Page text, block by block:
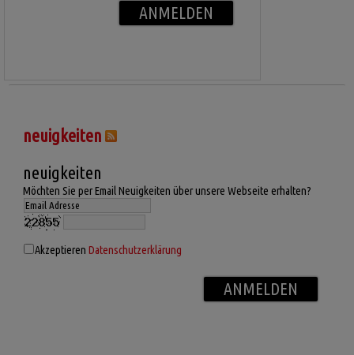
neuigkeiten
neuigkeiten
Möchten Sie per Email Neuigkeiten über unsere Webseite erhalten?
AkzeptierenDatenschutzerklärung